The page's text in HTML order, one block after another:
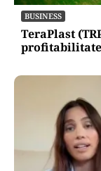
BUSINESS
TeraPlast